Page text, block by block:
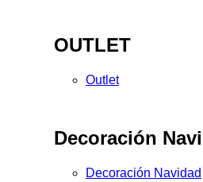
OUTLET
Outlet
Decoración
Decoración Navidad